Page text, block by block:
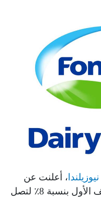
نيوزيلندا ، أعلنت عن
زيادة في أرباحها الصافية للنصف الأول بنسبة 8٪ لتصل